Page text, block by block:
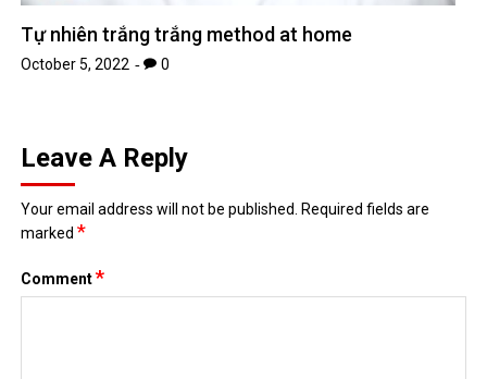
Tự nhiên trắng trắng method at home
October 5, 2022 0
Leave A Reply
Your email address will not be published.
Required fields are
marked*
Comment*